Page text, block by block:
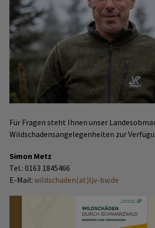
Für Fragen steht Ihnen unser
Wildschadensangelegenheiten zur
Simon Metz
Tel.: 0163 1845466
E-Mail:wildschaden(at)ljv-bw.de